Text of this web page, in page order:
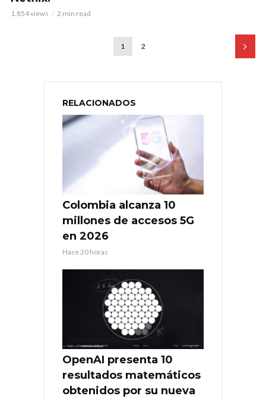
1.854 views 2 min read
1 2
RELACIONADOS
Colombia alcanza 10
millones de accesos 5G
en 2026
Hace 20 horas
OpenAI presenta 10
resultados matemáticos
obtenidos por su nueva